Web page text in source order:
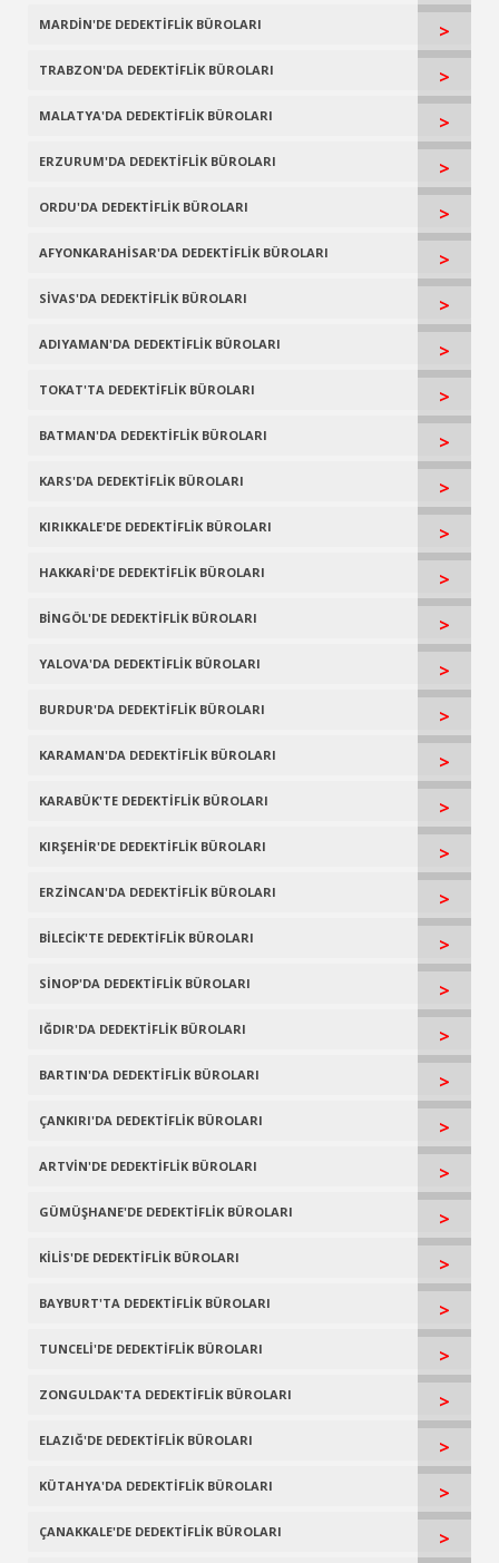
MARDİN'DE DEDEKTİFLİK BÜROLARI >
TRABZON'DA DEDEKTİFLİK BÜROLARI >
MALATYA'DA DEDEKTİFLİK BÜROLARI >
ERZURUM'DA DEDEKTİFLİK BÜROLARI >
ORDU'DA DEDEKTİFLİK BÜROLARI >
AFYONKARAHİSAR'DA DEDEKTİFLİK BÜROLARI >
SİVAS'DA DEDEKTİFLİK BÜROLARI >
ADIYAMAN'DA DEDEKTİFLİK BÜROLARI >
TOKAT'TA DEDEKTİFLİK BÜROLARI >
BATMAN'DA DEDEKTİFLİK BÜROLARI >
KARS'DA DEDEKTİFLİK BÜROLARI >
KIRIKKALE'DE DEDEKTİFLİK BÜROLARI >
HAKKARİ'DE DEDEKTİFLİK BÜROLARI >
BİNGÖL'DE DEDEKTİFLİK BÜROLARI >
YALOVA'DA DEDEKTİFLİK BÜROLARI >
BURDUR'DA DEDEKTİFLİK BÜROLARI >
KARAMAN'DA DEDEKTİFLİK BÜROLARI >
KARABÜK'TE DEDEKTİFLİK BÜROLARI >
KIRŞEHİR'DE DEDEKTİFLİK BÜROLARI >
ERZİNCAN'DA DEDEKTİFLİK BÜROLARI >
BİLECİK'TE DEDEKTİFLİK BÜROLARI >
SİNOP'DA DEDEKTİFLİK BÜROLARI >
IĞDIR'DA DEDEKTİFLİK BÜROLARI >
BARTIN'DA DEDEKTİFLİK BÜROLARI >
ÇANKIRI'DA DEDEKTİFLİK BÜROLARI >
ARTVİN'DE DEDEKTİFLİK BÜROLARI >
GÜMÜŞHANE'DE DEDEKTİFLİK BÜROLARI >
KİLİS'DE DEDEKTİFLİK BÜROLARI >
BAYBURT'TA DEDEKTİFLİK BÜROLARI >
TUNCELİ'DE DEDEKTİFLİK BÜROLARI >
ZONGULDAK'TA DEDEKTİFLİK BÜROLARI >
ELAZIĞ'DE DEDEKTİFLİK BÜROLARI >
KÜTAHYA'DA DEDEKTİFLİK BÜROLARI >
ÇANAKKALE'DE DEDEKTİFLİK BÜROLARI >